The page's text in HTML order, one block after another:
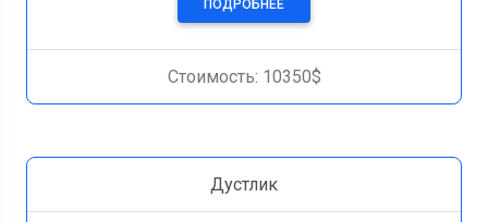
ПОДРОБНЕЕ
Стоимость: 10350$
Дустлик